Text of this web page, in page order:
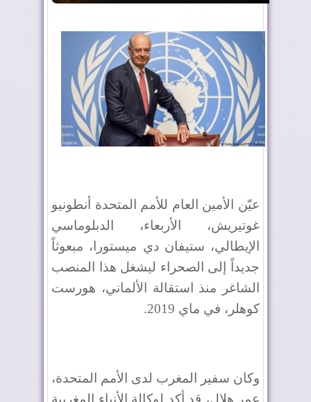
عيّن الأمين العام للأمم المتحدة أنطونيو
غوتيريش، الأربعاء، الدبلوماسي
الإيطالي، ستيفان دي ميستورا، مبعوثاً
جديداً إلى الصحراء ليشغل هذا المنصب
الشاغر منذ استقالة الألماني، هورست
كوهلر، في ماي 2019.
وكان سفير المغرب لدى الأمم المتحدة،
عمر هلال، قد أكد لوكالة الأنباء المغربية